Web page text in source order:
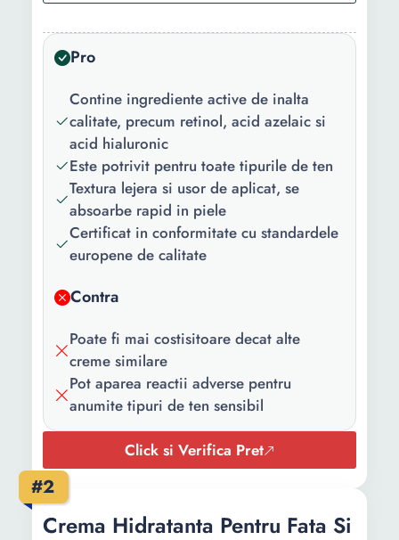
principal:
Vitamina E Acid Hialuronic
Acid azelaic Retinol
(Vitamina A)
Varsta:
18+ ani Toate varstele 30+
ani 25+ ani 40+ ani 35+
ani 20+ ani 50+ ani 45+
ani 55+ ani 15+ ani 60+
Gama:
rid Anti-Wrinkle Acne
imbatranire Acid
Hialuronic COLAGEN
Tipul de ten:
Uscat Gras Mixt Cu
Pro
Contine ingrediente active de inalta
calitate, precum retinol, acid azelaic si
acid hialuronic
Este potrivit pentru toate tipurile de ten
Textura lejera si usor de aplicat, se
absoarbe rapid in piele
Certificat in conformitate cu standardele
europene de calitate
Contra
Poate fi mai costisitoare decat alte
creme similare
Pot aparea reactii adverse pentru
anumite tipuri de ten sensibil
Click si Verifica Pret
#2
Crema Hidratanta Pentru Fata Si